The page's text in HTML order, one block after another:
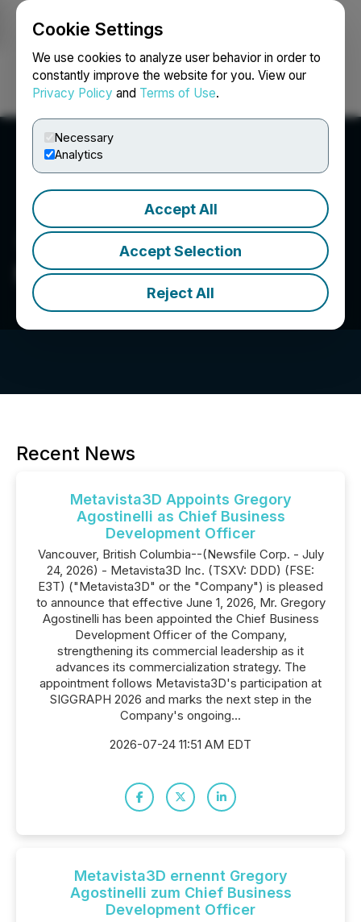
Cookie Settings
We use cookies to analyze user behavior in order to
constantly improve the website for you. View our
Privacy Policy and Terms of Use.
Necessary
Analytics
Accept All
Accept Selection
Reject All
Login Search Français
Metavista3D, Inc.
Recent News
Metavista3D Appoints Gregory
Agostinelli as Chief Business
Development Officer
Vancouver, British Columbia--(Newsfile Corp. - July
24, 2026) - Metavista3D Inc. (TSXV: DDD) (FSE:
E3T) ("Metavista3D" or the "Company") is pleased
to announce that effective June 1, 2026, Mr. Gregory
Agostinelli has been appointed the Chief Business
Development Officer of the Company,
strengthening its commercial leadership as it
advances its commercialization strategy. The
appointment follows Metavista3D's participation at
SIGGRAPH 2026 and marks the next step in the
Company's ongoing...
2026-07-24 11:51 AM EDT
Metavista3D ernennt Gregory
Agostinelli zum Chief Business
Development Officer